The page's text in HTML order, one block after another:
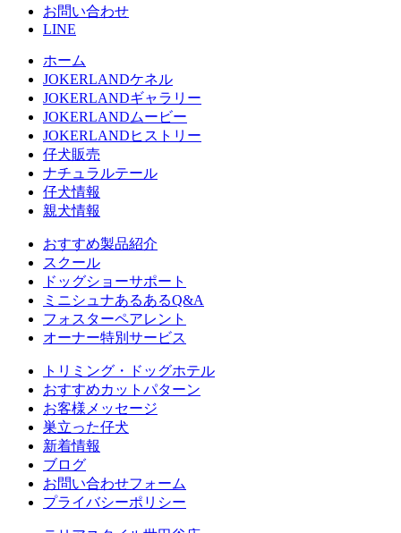
お問い合わせ
LINE
ホーム
JOKERLANDケネル
JOKERLANDギャラリー
JOKERLANDムービー
JOKERLANDヒストリー
仔犬販売
ナチュラルテール
仔犬情報
親犬情報
おすすめ製品紹介
スクール
ドッグショーサポート
ミニシュナあるあるQ&A
フォスターペアレント
オーナー特別サービス
トリミング・ドッグホテル
おすすめカットパターン
お客様メッセージ
巣立った仔犬
新着情報
ブログ
お問い合わせフォーム
プライバシーポリシー